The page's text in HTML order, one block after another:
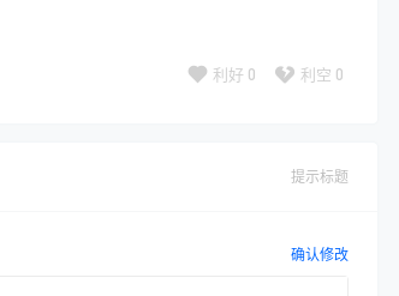
利好 0 利空 0
提示标题
确认修改